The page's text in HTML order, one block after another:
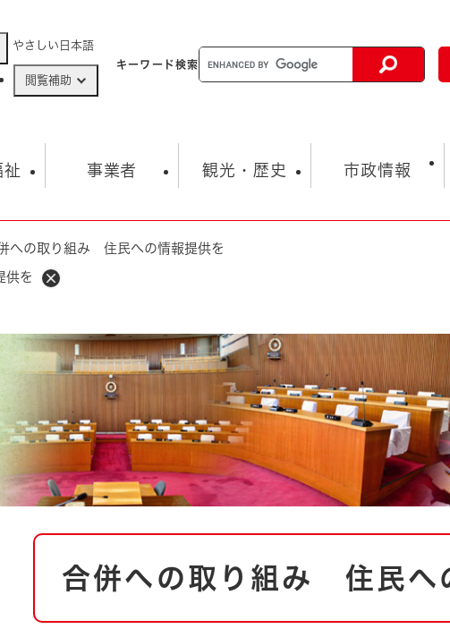
やさしい日本語
閲覧補助
キーワード検索
・ボラン
子育て
祉
健康・生活 生涯学習・スポーツ
事業者
入札・契約情報
環境 福祉・介護
とじる
観光・歴史
観光スポット
とじる
市政情報
市の概要
市政 職員採用情報
市役所・施設の案内
オープンデータ
への取り組み 住民への情報提供を
供を
本
合併への取り組み 住民へ